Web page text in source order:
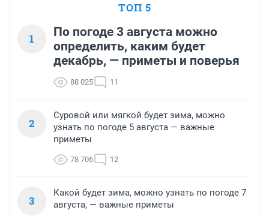
ТОП 5
1
По погоде 3 августа можно
определить, каким будет
декабрь, — приметы и поверья
88 025 11
2
Суровой или мягкой будет зима, можно
узнать по погоде 5 августа — важные
приметы
78 706 12
3
Какой будет зима, можно узнать по погоде 7
августа, — важные приметы